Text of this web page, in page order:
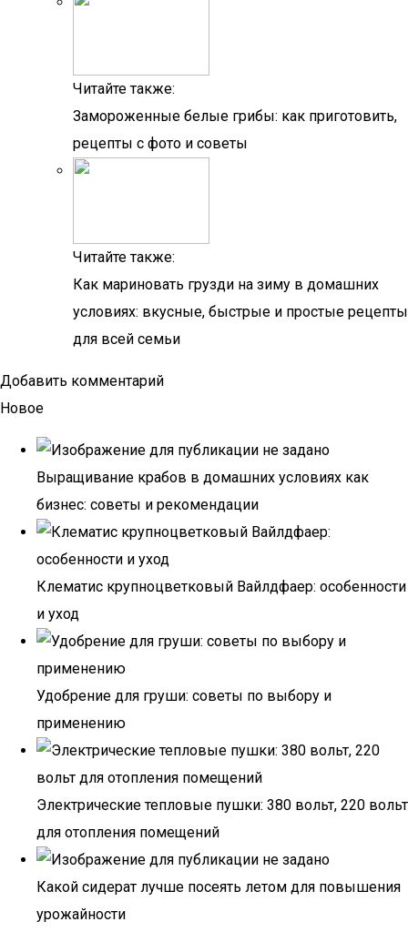
Читайте также:
Замороженные белые грибы: как приготовить,
рецепты с фото и советы
Читайте также:
Как мариновать грузди на зиму в домашних
условиях: вкусные, быстрые и простые рецепты
для всей семьи
Добавить комментарий
Новое
Выращивание крабов в домашних условиях как
бизнес: советы и рекомендации
Клематис крупноцветковый Вайлдфаер: особенности
и уход
Удобрение для груши: советы по выбору и
применению
Электрические тепловые пушки: 380 вольт, 220 вольт
для отопления помещений
Какой сидерат лучше посеять летом для повышения
урожайности